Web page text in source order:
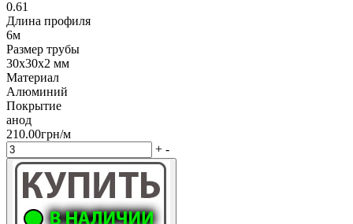
0.61
Длина профиля
6м
Размер трубы
30х30х2 мм
Материал
Алюминий
Покрытие
анод
210.00грн/м
+ -